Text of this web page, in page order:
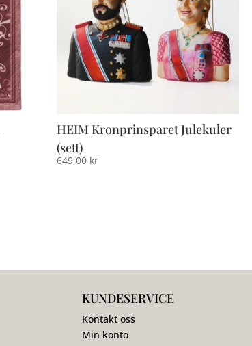
HEIM Kronprinsparet Julekuler
(sett)
649,00 kr
KUNDESERVICE
Kontakt oss
Min konto